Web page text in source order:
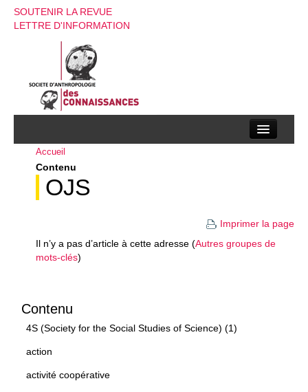
SOUTENIR LA REVUE
LETTRE D'INFORMATION
La société d’anthropologie des connaissances
La revue
Instructions aux auteurs
Accueil
Contenu
OJS
Imprimer la page
Il n’y a pas d’article à cette adresse (Autres groupes de
mots-clés)
Contenu
4S (Society for the Social Studies of Science) (1)
action
activité coopérative